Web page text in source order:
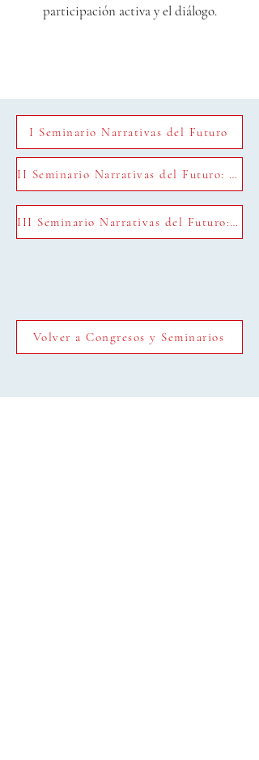
participación activa y el diálogo.
I Seminario Narrativas del Futuro
II Seminario Narrativas del Futuro: teorías y marcos utópicos
III Seminario Narrativas del Futuro: teorías y marcos utópicos
Volver a Congresos y Seminarios